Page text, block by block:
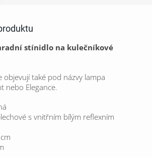
stínidlo na kulečníkové
objevují také pod názvy lampa
nebo Elegance.
s vnitřním bílým reflexním